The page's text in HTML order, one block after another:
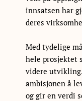
innsatsen har
deres
Med tydelige
hele prosjektet
videre
ambisjonen å
og gir en verdi